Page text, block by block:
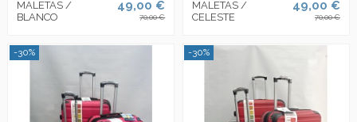
MALETAS /
BLANCO
49,00 €
70,00 €
MALETAS /
CELESTE
49,00 €
70,00 €
-30% -30%